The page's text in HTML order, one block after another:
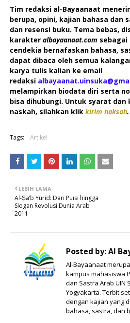
Tim redaksi al-Bayaanaat
berupa, opini, kajian bahasa dan
dan resensi buku. Tema bebas,
karakter albayaanaat.com sebagai
cendekia bernafaskan bahasa,
dapat dibaca oleh semua
karya tulis kalian ke email
redaksi
melampirkan biodata diri serta
bisa dihubungi. Untuk syarat
naskah, silahkan klik kirim naksah.
Tags: Artikel
LEBIH LAMA
Al-Ṣa’b Yurīd: Dari Puisi hingga
Slogan Revolusi Dunia Arab
2011
Posted by:Al
Al-Bayaanaat
kampus mahasiswa
dan Sastra Arab UIN
Yogyakarta. Terbit
dengan kajian yang
bahasa, sastra, dan